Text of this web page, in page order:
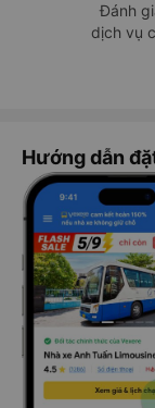
Đánh
dịch vụ
Hướng dẫn